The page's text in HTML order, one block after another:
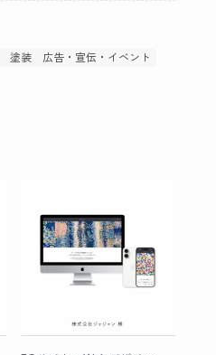
塗装 広告・宣伝・イベント